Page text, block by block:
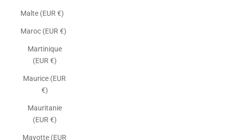
Malte (EUR €)
Maroc (EUR €)
Martinique
(EUR €)
Maurice (EUR
€)
Mauritanie
(EUR €)
Mayotte (EUR